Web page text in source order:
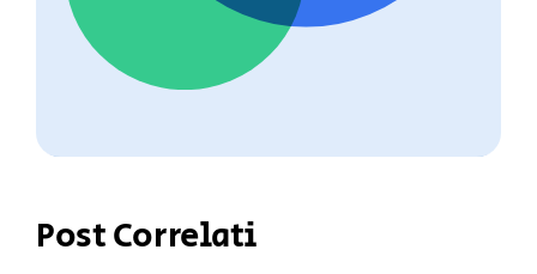
Post Correlati